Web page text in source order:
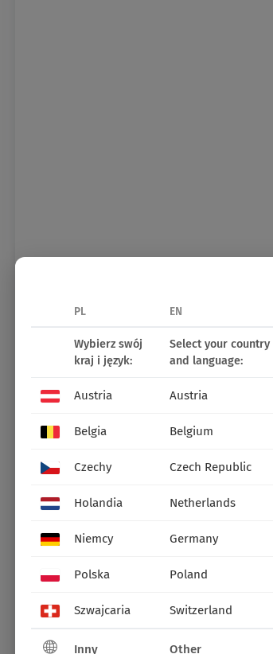
PL EN
Wybierz swój
kraj i język:
Select your country
and language:
Austria Austria
Belgia Belgium
Czechy Czech Republic
Holandia Netherlands
Niemcy Germany
Polska Poland
Szwajcaria Switzerland
Inny Other